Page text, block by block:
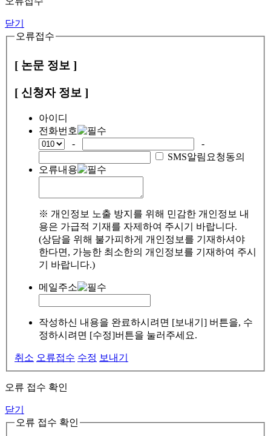
닫기
오류접수
[ 논문 정보 ]
[ 신청자 정보 ]
아이디
전화번호
-
-
SMS알림요청동의
오류내용
※ 개인정보 노출 방지를 위해 민감한 개인정보 내
용은 가급적 기재를 자제하여 주시기 바랍니다.
(상담을 위해 불가피하게 개인정보를 기재하셔야
한다면, 가능한 최소한의 개인정보를 기재하여 주시
기 바랍니다.)
메일주소
작성하신 내용을 완료하시려면 [보내기] 버튼을, 수
정하시려면 [수정]버튼을 눌러주세요.
취소 오류접수 수정 보내기
오류 접수 확인
닫기
오류 접수 확인